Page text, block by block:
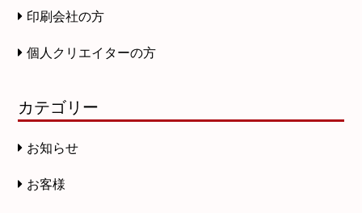
印刷会社の方
個人クリエイターの方
カテゴリー
お知らせ
お客様